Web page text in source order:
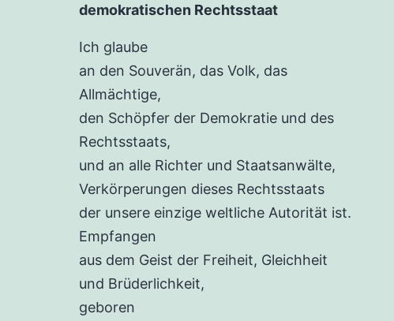
demokratischen Rechtsstaat
Ich glaube
an den Souverän, das Volk, das
Allmächtige,
den Schöpfer der Demokratie und des
Rechtsstaats,
und an alle Richter und Staatsanwälte,
Verkörperungen dieses Rechtsstaats
der unsere einzige weltliche Autorität ist.
Empfangen
aus dem Geist der Freiheit, Gleichheit
und Brüderlichkeit,
geboren